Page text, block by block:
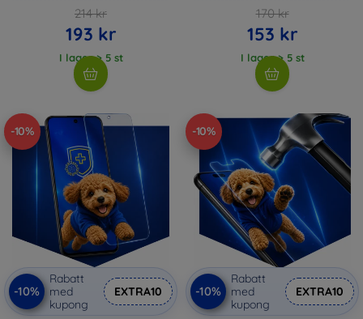
214 kr
193 kr
I lager > 5 st
170 kr
153 kr
I lager > 5 st
-10%
-10%
Rabatt
med
kupong
EXTRA10
-10%
-10%
Rabatt
med
kupong
EXTRA10